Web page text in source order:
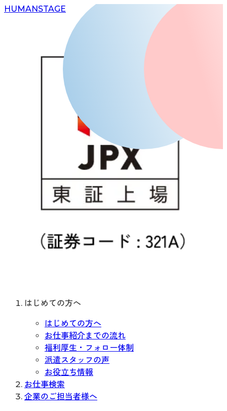
HUMANSTAGE
はじめての方へ
はじめての方へ
お仕事紹介までの流れ
福利厚生・フォロー体制
派遣スタッフの声
お役立ち情報
お仕事検索
企業のご担当者様へ